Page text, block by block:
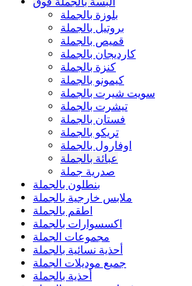
بلوزة بالجملة
بروتيل بالجملة
قميص بالجملة
كارديجان بالجملة
كنزة بالجملة
كيمونو بالجملة
سويت شيرت بالجملة
تيشرت بالجملة
فستان بالجملة
تريكو بالجملة
اوفارول بالجملة
عبائة بالجملة
صدرية جملة
بنطلون بالجملة
ملابس خارجية بالجملة
اطقم بالجملة
اكسسوارات بالجملة
مجموعات الجملة
أحذية نسائية بالجملة
جميع موديلات الجملة
أحذية بالجملة